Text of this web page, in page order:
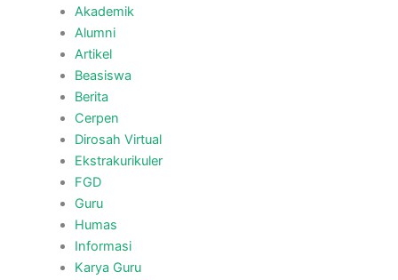
Akademik
Alumni
Artikel
Beasiswa
Berita
Cerpen
Dirosah Virtual
Ekstrakurikuler
FGD
Guru
Humas
Informasi
Karya Guru